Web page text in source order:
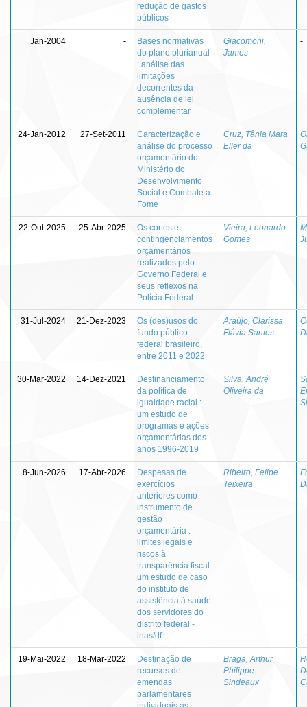
redução de gastos
públicos
Jan-2004 -
Bases normativas
do plano plurianual
: análise das
limitações
decorrentes da
ausência de lei
complementar
Giacomoni,
James
-
24-Jan-2012 27-Set-2011
Caracterização e
análise do processo
orçamentário do
Ministério do
Desenvolvimento
Social e Combate à
Fome
Cruz, Tânia Mara
Eller da
22-Out-2025 25-Abr-2025
Os cortes e
contingenciamentos
orçamentários
realizados pelo
Governo Federal e
seus reflexos na
Polícia Federal
Vieira, Leonardo
Gomes
31-Jul-2024 21-Dez-2023
Os (des)usos do
fundo público
federal brasileiro,
entre 2011 e 2022
Araújo, Clarissa
Flávia Santos
30-Mar-2022 14-Dez-2021
Desfinanciamento
da política de
igualdade racial :
um estudo de
programas e ações
orçamentárias dos
anos 1996-2019
Silva, André
Oliveira da
8-Jun-2026 17-Abr-2026
Despesas de
exercícios
anteriores como
instrumento de
gestão
orçamentária :
limites legais e
riscos à
transparência fiscal.
um estudo de caso
do instituto de
assistência à saúde
dos servidores do
distrito federal -
inas/df
Ribeiro, Felipe
Teixeira
19-Mai-2022 18-Mar-2022
Destinação de
recursos de
emendas
parlamentares
Braga, Arthur
Philippe
Sindeaux